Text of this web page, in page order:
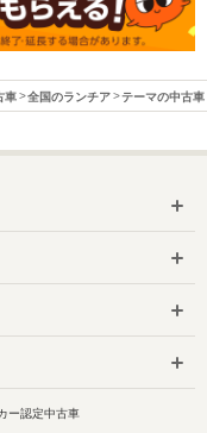
車 全国のランチア テーマの中古車
ー認定中古車